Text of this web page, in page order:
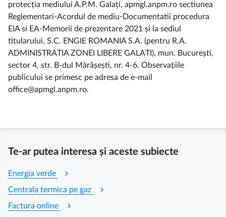
protecția mediului A.P.M. Galați, apmgl.anpm.ro sectiunea
Reglementari-Acordul de mediu-Documentatii procedura
EIA si EA-Memorii de prezentare 2021 și la sediul
titularului, S.C. ENGIE ROMANIA S.A. (pentru R.A.
ADMINISTRATIA ZONEI LIBERE GALATI), mun. București,
sector 4, str. B-dul Mărășești, nr. 4-6. Observațiile
publicului se primesc pe adresa de e-mail
office@apmgl.anpm.ro.
Te-ar putea interesa și aceste subiecte
Energia verde chevron_right
Centrala termica pe gaz chevron_right
Factura online chevron_right